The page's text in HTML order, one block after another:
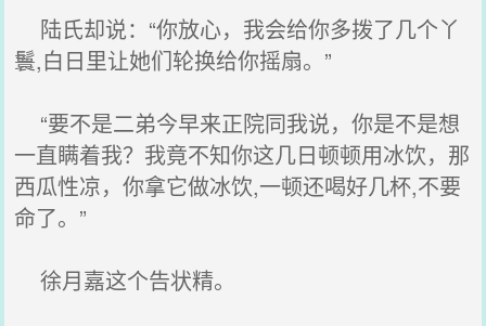
陆氏却说：“你放心，我会给你多拨了几个丫
鬟,白日里让她们轮换给你摇扇。”
“要不是二弟今早来正院同我说，你是不是想
一直瞒着我？我竟不知你这几日顿顿用冰饮，那
西瓜性凉，你拿它做冰饮,一顿还喝好几杯,不要
命了。”
徐月嘉这个告状精。